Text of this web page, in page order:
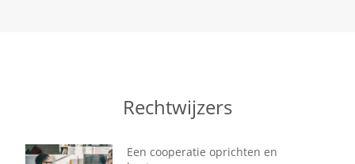
Rechtwijzers
Een cooperatie oprichten en